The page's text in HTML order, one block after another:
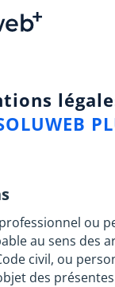
ou
au sens des
civil, ou
des